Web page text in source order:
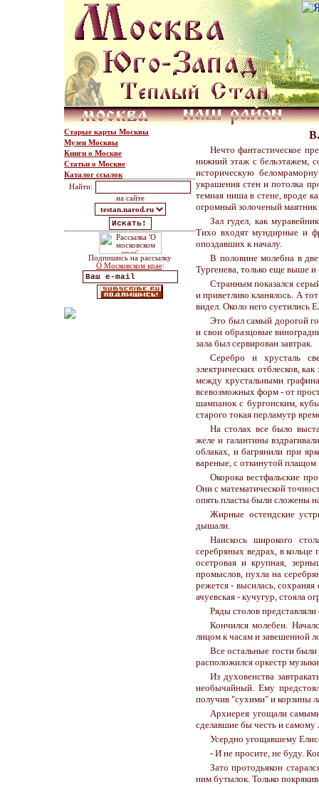
Старые карты Москвы
Музеи Москвы
Книги о Москве
Статьи о Москве
Каталог ссылок
Найти:
на сайте
Подпишись на рассылку
О Московском крае:
Нечто фантастическое
нижний этаж с бельэтажем,
историческую
украшения стен и потолка
темная ниша в стене, вроде
огромный золоченый
Зал гудел, как
Тихо входят мундирные и
опоздавших к началу.
В половине молебна в
Тургенева, только еще выше
Странным показался
и приветливо кланялось. А
видел. Около него суетились
Это был самый дорогой
и свои образцовые
зала был сервирован завтрак.
Серебро и хрусталь
электрических отблесков,
между хрустальными
всевозможных форм - от
шампанок с бургонским,
старого токая перламутр
На столах все было
желе и галантины
облаках, и багрянили при
вареные, с откинутой
Окорока вестфальские
Они с математической
опять пласты были сложены
Жирные остендские
дышали.
Наискось широкого
серебряных ведрах, в кольце
осетровая и крупная,
промыслов, пухла на
режется - высилась,
ачуевская - кучугур, стояла
Ряды столов
Кончился молебен.
лицом к часам и завешенной
Все остальные гости
расположился оркестр
Из духовенства
необычайный. Ему
получив "сухими" и корзины
Архиерея угощали
сделавшие бы честь и
Усердно угощавшему
- И не просите, не буду.
Зато протодьякон
ним бутылок. Только